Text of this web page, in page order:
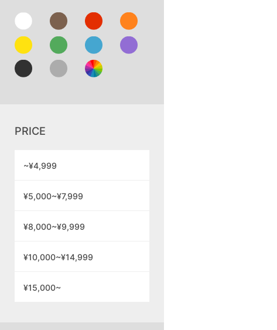
PRICE
~¥4,999
¥5,000~¥7,999
¥8,000~¥9,999
¥10,000~¥14,999
¥15,000~